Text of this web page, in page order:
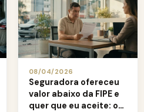
08/04/2026
Seguradora ofereceu
valor abaixo da FIPE e
quer que eu aceite: o